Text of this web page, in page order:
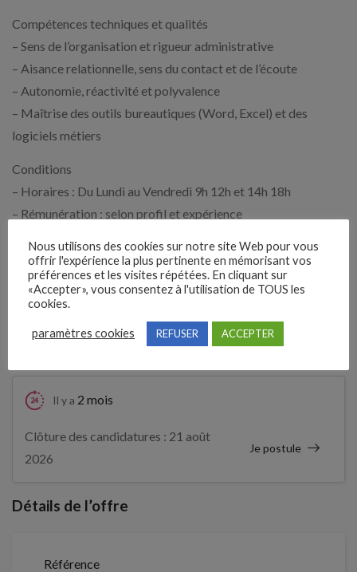
Compétences techniques et qualités
– Sens de l’organisation et rigueur administrative
– Aisance relationnelle, sens du contact et de l’écoute
– Autonomie, réactivité et polyvalence
– Maîtrise des outils bureautiques (Word, Excel) et des
logiciels métiers
Conditions
– Horaires : Du Lundi au Vendredi 9h 12h et 14h 18h
– Rémunération : selon profil et expérience
l’audioprothèse
Expérience demandée
12 Mois
Il y a 2 mois
Clôture des candidatures : 21 août
2026
Je postule
Détails de l’offre
Référence
Nous utilisons des cookies sur notre site Web pour vous
offrir l'expérience la plus pertinente en mémorisant vos
préférences et les visites répétées. En cliquant sur
«Accepter», vous consentez à l'utilisation de TOUS les
cookies.
paramètres cookies REFUSER ACCEPTER